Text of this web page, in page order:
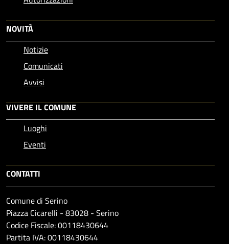
NOVITÀ
Notizie
Comunicati
Avvisi
VIVERE IL COMUNE
Luoghi
Eventi
CONTATTI
Comune di Serino
Piazza Cicarelli - 83028 - Serino
Codice Fiscale: 00118430644
Partita IVA: 00118430644